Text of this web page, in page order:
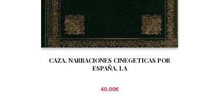
CAZA, NARRACIONES CINEGETICAS POR
ESPAÑA, LA
40,00€